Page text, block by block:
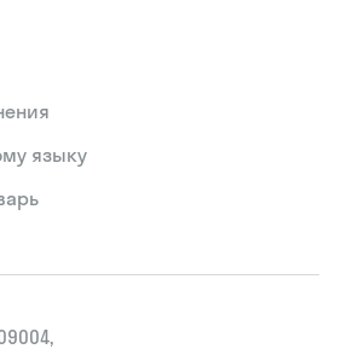
языку